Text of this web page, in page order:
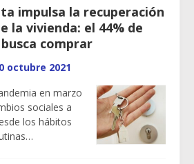
impulsa la recuperación
la vivienda: el 44% de
comprar
octubre 2021
en marzo
sociales a
los hábitos